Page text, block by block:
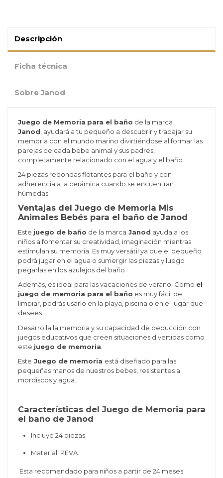
Descripción
Ficha técnica
Sobre Janod
Juego de Memoria para el baño de la marca
Janod , ayudará a tu pequeño a descubrir y trabajar su
memoria con el mundo marino divirtiéndose al formar las
parejas de cada bebe animal y sus padres,
completamente relacionado con el agua y el baño.
24 piezas redondas flotantes para el baño y con
adherencia a la cerámica cuando se encuentran
húmedas.
Ventajas del Juego de Memoria Mis
Animales Bebés para el baño de Janod
Este juego de baño de la marca Janod ayuda a los
niños a fomentar su creatividad, imaginación mientras
estimulan su memoria. Es muy versátil ya que el pequeño
podrá jugar en el agua o sumergir las piezas y luego
pegarlas en los azulejos del baño.
Además, es ideal para las vacaciones de verano. Como el
juego de memoria para el baño es muy fácil de
limpiar, podrás usarlo en la playa, piscina o en el lugar que
desees.
Desarrolla la memoria y su capacidad de deducción con
juegos educativos que creen situaciones divertidas como
este juego de memoria
Este Juego de memoria está diseñado para las
pequeñas manos de nuestros bebes, resistentes a
mordiscos y agua.
Características del Juego de Memoria para
el baño de Janod
Incluye 24 piezas
Material: PEVA.
Esta recomendado para niños a partir de 24 meses